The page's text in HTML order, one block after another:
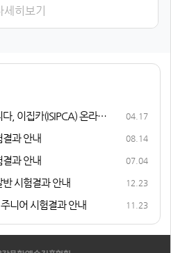
로 배워 보고 싶어서였습니다. 여러
각하는 이미지의 향을 더 잘 표현
취득 후 취업 및 창업 연계 등의 든
참여하게 되었습니다.
세히보기
, 이집카(ISIPCA) 온라인
04.17
결과 안내 08.14
결과 안내 07.04
시험결과 안내 12.23
니어 시험결과 안내 11.23